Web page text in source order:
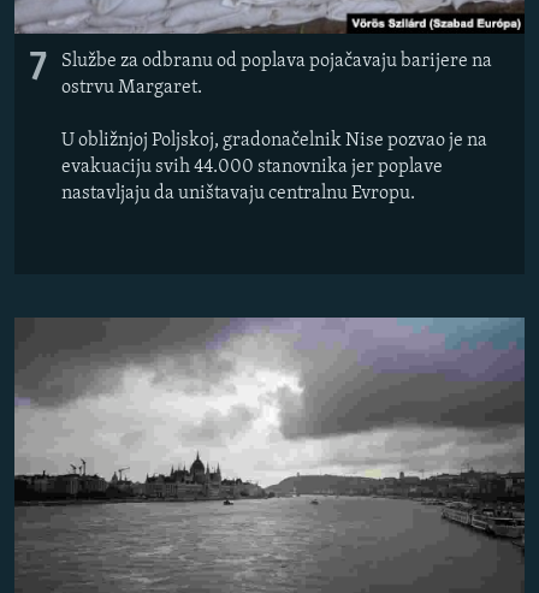
7
Službe za odbranu od poplava pojačavaju barijere na
ostrvu Margaret.
U obližnjoj Poljskoj, gradonačelnik Nise pozvao je na
evakuaciju svih 44.000 stanovnika jer poplave
nastavljaju da uništavaju centralnu Evropu.